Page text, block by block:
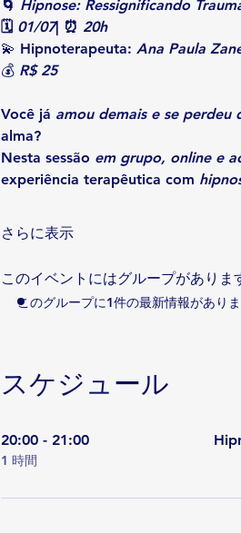
🌀 Hipnose: Ressignificando
🗓 01/07| ⏰ 20h
💫 Hipnoterapeuta: Ana Paula
💰 R$ 25
Você já amou demais e se perdeu
alma?
Nesta sessão em grupo, online e
experiência terapêutica com
さらに表示
このイベントにはグループがありま
このグループに1件の最新情報があり
スケジュール
20:00 - 21:00
1 時間